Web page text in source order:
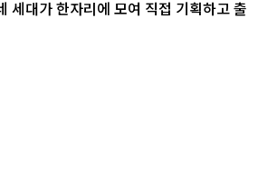
세대가 한자리에 모여 직접 기획하고 출